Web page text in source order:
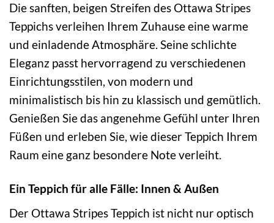
Die sanften, beigen Streifen des Ottawa Stripes
Teppichs verleihen Ihrem Zuhause eine warme
und einladende Atmosphäre. Seine schlichte
Eleganz passt hervorragend zu verschiedenen
Einrichtungsstilen, von modern und
minimalistisch bis hin zu klassisch und gemütlich.
Genießen Sie das angenehme Gefühl unter Ihren
Füßen und erleben Sie, wie dieser Teppich Ihrem
Raum eine ganz besondere Note verleiht.
Ein Teppich für alle Fälle: Innen & Außen
Der Ottawa Stripes Teppich ist nicht nur optisch